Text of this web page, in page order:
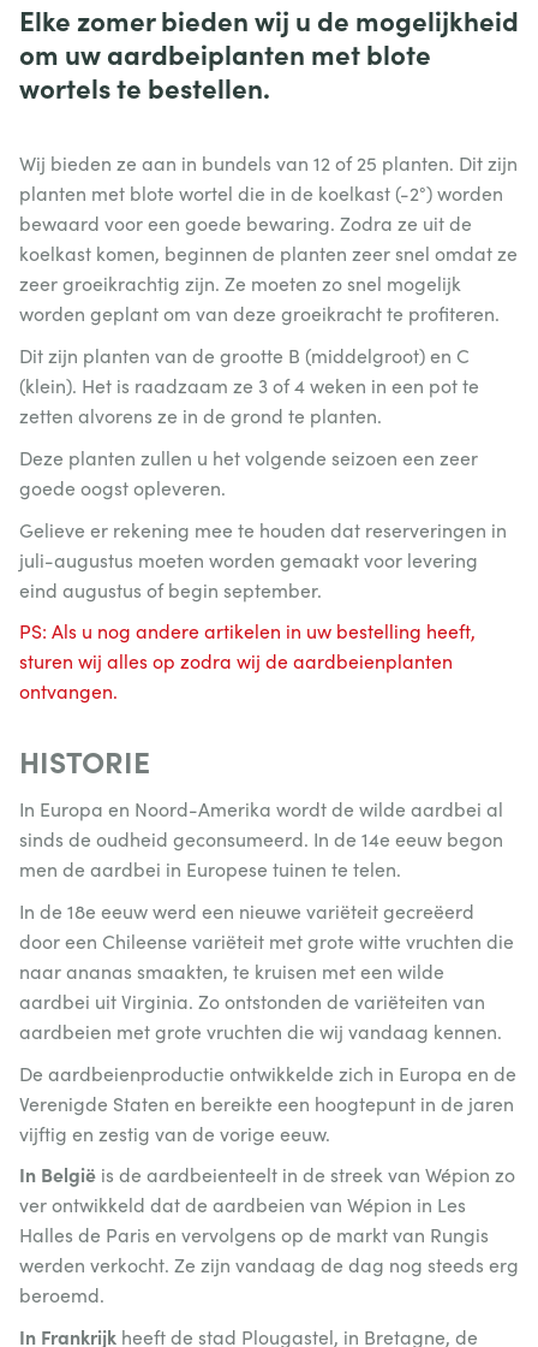
Elke zomer bieden wij u de mogelijkheid
om uw aardbeiplanten met blote
wortels te bestellen.
Wij bieden ze aan in bundels van 12 of 25 planten. Dit zijn
planten met blote wortel die in de koelkast (-2°) worden
bewaard voor een goede bewaring. Zodra ze uit de
koelkast komen, beginnen de planten zeer snel omdat ze
zeer groeikrachtig zijn. Ze moeten zo snel mogelijk
worden geplant om van deze groeikracht te profiteren.
Dit zijn planten van de grootte B (middelgroot) en C
(klein). Het is raadzaam ze 3 of 4 weken in een pot te
zetten alvorens ze in de grond te planten.
Deze planten zullen u het volgende seizoen een zeer
goede oogst opleveren.
Gelieve er rekening mee te houden dat reserveringen in
juli-augustus moeten worden gemaakt voor levering
eind augustus of begin september.
PS: Als u nog andere artikelen in uw bestelling heeft,
sturen wij alles op zodra wij de aardbeienplanten
ontvangen.
HISTORIE
In Europa en Noord-Amerika wordt de wilde aardbei al
sinds de oudheid geconsumeerd. In de 14e eeuw begon
men de aardbei in Europese tuinen te telen.
In de 18e eeuw werd een nieuwe variëteit gecreëerd
door een Chileense variëteit met grote witte vruchten die
naar ananas smaakten, te kruisen met een wilde
aardbei uit Virginia. Zo ontstonden de variëteiten van
aardbeien met grote vruchten die wij vandaag kennen.
De aardbeienproductie ontwikkelde zich in Europa en de
Verenigde Staten en bereikte een hoogtepunt in de jaren
vijftig en zestig van de vorige eeuw.
In België is de aardbeienteelt in de streek van Wépion zo
ver ontwikkeld dat de aardbeien van Wépion in Les
Halles de Paris en vervolgens op de markt van Rungis
werden verkocht. Ze zijn vandaag de dag nog steeds erg
beroemd.
In Frankrijk heeft de stad Plougastel, in Bretagne, de